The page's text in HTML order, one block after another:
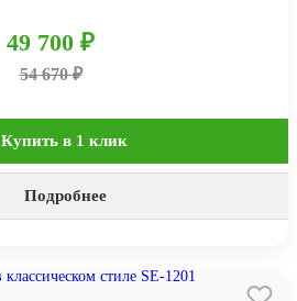
49 700 ₽
54 670 ₽
Купить в 1 клик
Подробнее